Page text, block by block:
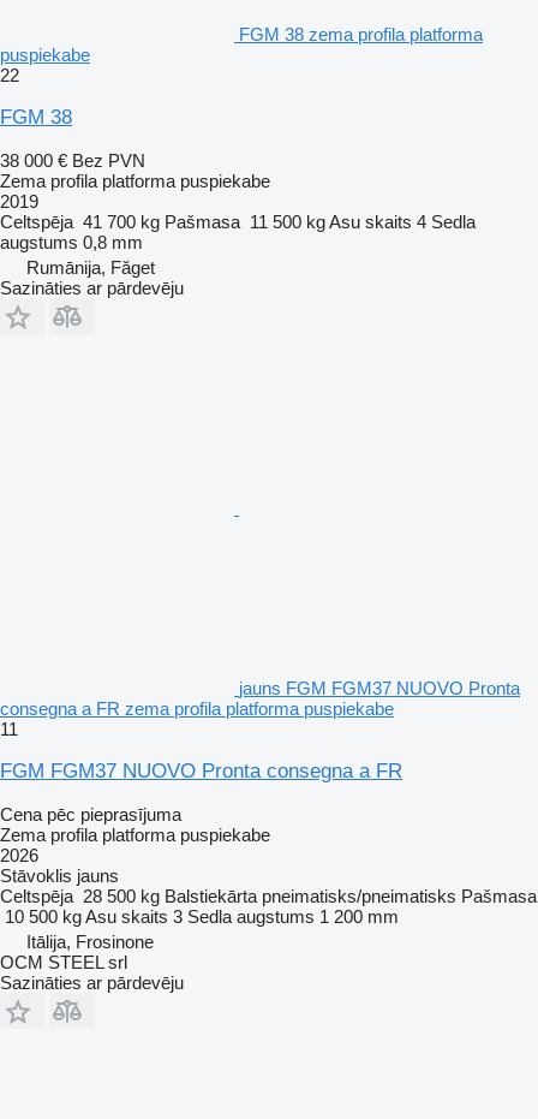
FGM 38 zema profila platforma
puspiekabe
22
FGM 38
38 000 € Bez PVN
Zema profila platforma puspiekabe
2019
Celtspēja 41 700 kg Pašmasa 11 500 kgAsu skaits 4 Sedla
augstums 0,8 mm
Rumānija, Făget
Sazināties ar pārdevēju
jauns FGM FGM37 NUOVO Pronta
consegna a FR zema profila platforma puspiekabe
11
FGM FGM37 NUOVO Pronta consegna a FR
Cena pēc pieprasījuma
Zema profila platforma puspiekabe
2026
Stāvoklis jauns
Celtspēja 28 500 kg Balstiekārta pneimatisks/pneimatisks Pašmasa
10 500 kgAsu skaits 3 Sedla augstums 1 200 mm
Itālija, Frosinone
OCM STEEL srl
Sazināties ar pārdevēju